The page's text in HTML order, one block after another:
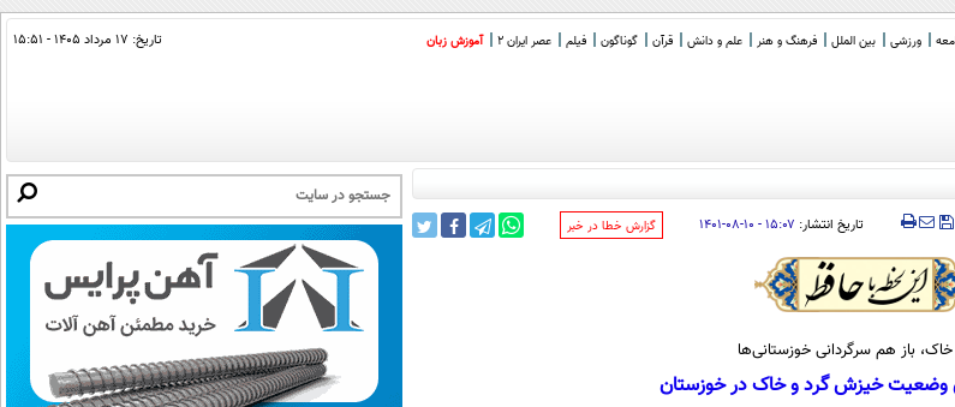
ورزشی بین الملل فرهنگ و هنر علم و دانش قرآن گوناگون فیلم عصر ایران 2 آموزش زبان تاریخ: ۱۷ مرداد ۱۴۰۵ - ۱۵:۵۱
تاریخ انتشار: ۱۵:۰۷ - ۱۰-۰۸-۱۴۰۱ ‌گزارش خطا در خبر
باز هم سرگردانی خوزستانی‌ها
وضعیت خیزش گرد و خاک در خوزستان